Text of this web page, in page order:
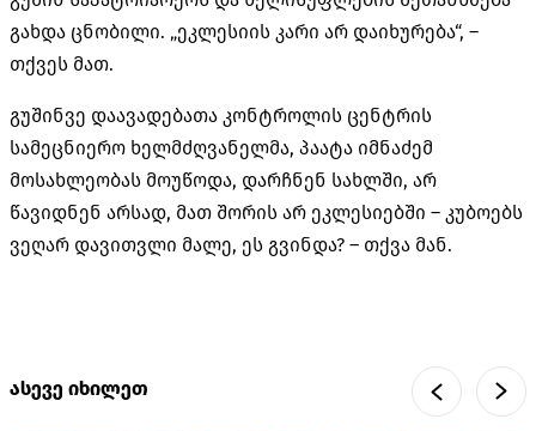
გახდა ცნობილი. „ეკლესიის კარი არ დაიხურება“, –
თქვეს მათ.
გუშინვე დაავადებათა კონტროლის ცენტრის
სამეცნიერო ხელმძღვანელმა, პაატა იმნაძემ
მოსახლეობას მოუწოდა, დარჩნენ სახლში, არ
წავიდნენ არსად, მათ შორის არ ეკლესიებში – კუბოებს
ვეღარ დავითვლი მალე, ეს გვინდა? – თქვა მან.
ასევე იხილეთ